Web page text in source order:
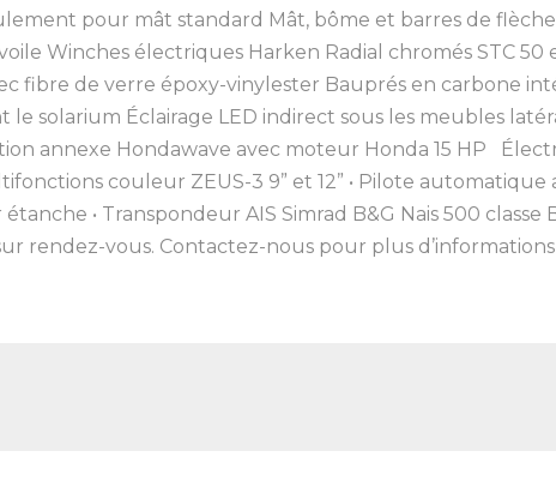
pour mât standard Mât, bôme et barres de
Winches électriques Harken Radial chromés STC 50
fibre de verre époxy-vinylester Bauprés en carbone
solarium Éclairage LED indirect sous les meubles
annexe Hondawave avec moteur Honda 15 HP
couleur ZEUS-3 9” et 12” • Pilote automatique
• Transpondeur AIS Simrad B&G Nais 500 classe B
rendez-vous. Contactez-nous pour plus